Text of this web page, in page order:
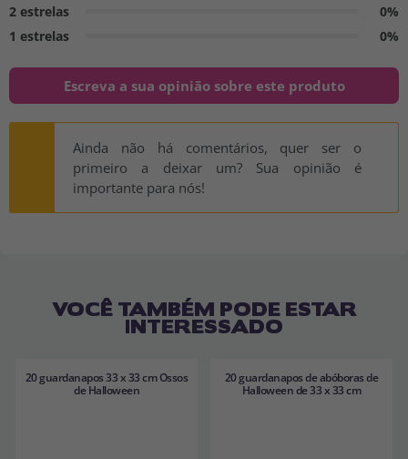
2 estrelas
0%
1 estrelas
0%
Escreva a sua opinião sobre este produto
Ainda não há comentários, quer ser o
primeiro a deixar um? Sua opinião é
importante para nós!
VOCÊ TAMBÉM PODE ESTAR
INTERESSADO
20 guardanapos 33 x 33 cm Ossos
de Halloween
20 guardanapos de abóboras de
Halloween de 33 x 33 cm